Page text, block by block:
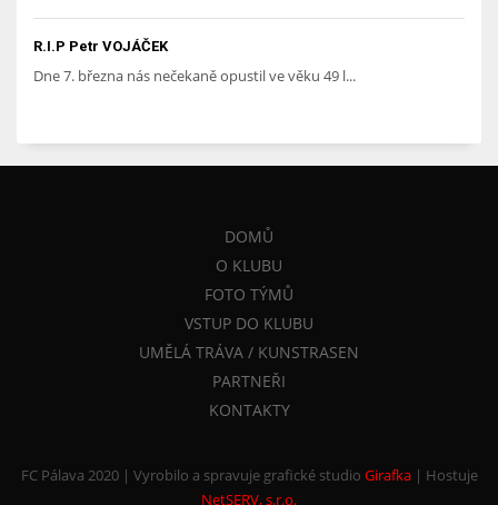
R.I.P Petr VOJÁČEK
Dne 7. března nás nečekaně opustil ve věku 49 l...
DOMŮ
O KLUBU
FOTO TÝMŮ
VSTUP DO KLUBU
UMĚLÁ TRÁVA / KUNSTRASEN
PARTNEŘI
KONTAKTY
FC Pálava 2020 | Vyrobilo a spravuje grafické studio Girafka| Hostuje
NetSERV, s.r.o.